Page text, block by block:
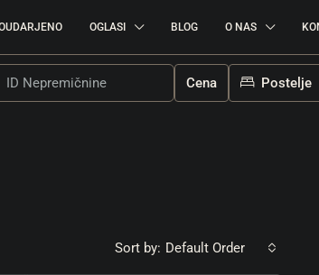
OGLASI BLOG O NAS
Cena Postelje
Sort by: Default Order